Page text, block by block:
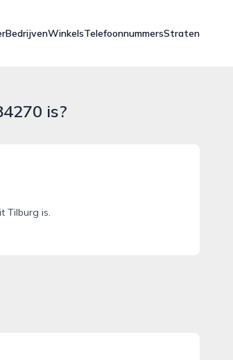
BedrijvenWinkelsTelefoonnummersStraten
is?
Tilburg is.